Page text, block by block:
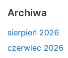
Archiwa
sierpień 2026
czerwiec 2026